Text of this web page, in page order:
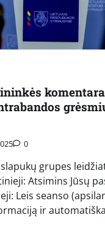
0
grupes
Atsimins Jūsų
Leis seanso
ir